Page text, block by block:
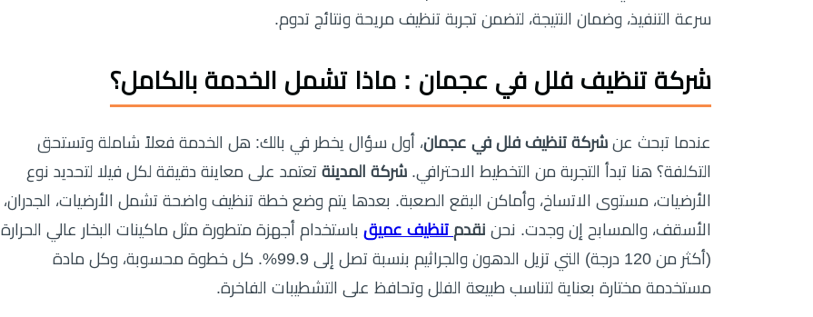
سرعة التنفيذ، وضمان النتيجة، لتضمن تجربة تنظيف مريحة ونتائج تدوم.
شركة تنظيف فلل في عجمان : ماذا تشمل الخدمة بالكامل؟
عندما تبحث عن شركة تنظيف فلل في عجمان، أول سؤال يخطر في بالك: هل الخدمة فعلاً شاملة وتستحق
التكلفة؟ هنا تبدأ التجربة من التخطيط الاحترافي. شركة المدينة تعتمد على معاينة دقيقة لكل فيلا لتحديد نوع
الأرضيات، مستوى الاتساخ، وأماكن البقع الصعبة. بعدها يتم وضع خطة تنظيف واضحة تشمل الأرضيات، الجدران،
الأسقف، والمسابح إن وجدت. نحن نقدم تنظيف عميق باستخدام أجهزة متطورة مثل ماكينات البخار عالي الحرارة
(أكثر من 120 درجة) التي تزيل الدهون والجراثيم بنسبة تصل إلى 99.9%. كل خطوة محسوبة، وكل مادة
مستخدمة مختارة بعناية لتناسب طبيعة الفلل وتحافظ على التشطيبات الفاخرة.